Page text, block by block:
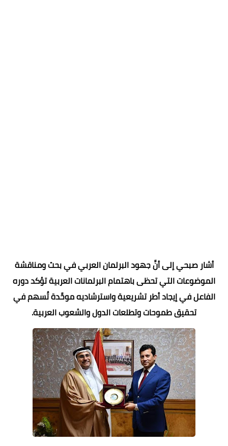
أشار صبحي إلى أنَّ جهود البرلمان العربي في بحث ومناقشة
الموضوعات التي تحظى باهتمام البرلمانات العربية تؤكد دوره
الفاعل في إيجاد أطر تشريعية واسترشاديه موحَّدة تُسهم في
تحقيق طموحات وتطلعات الدول والشعوب العربية.